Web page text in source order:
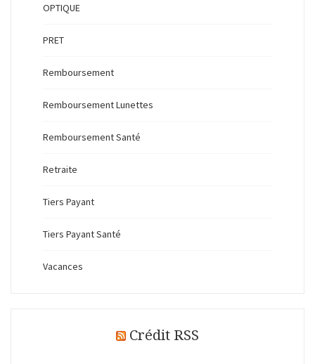
OPTIQUE
PRET
Remboursement
Remboursement Lunettes
Remboursement Santé
Retraite
Tiers Payant
Tiers Payant Santé
Vacances
Crédit RSS